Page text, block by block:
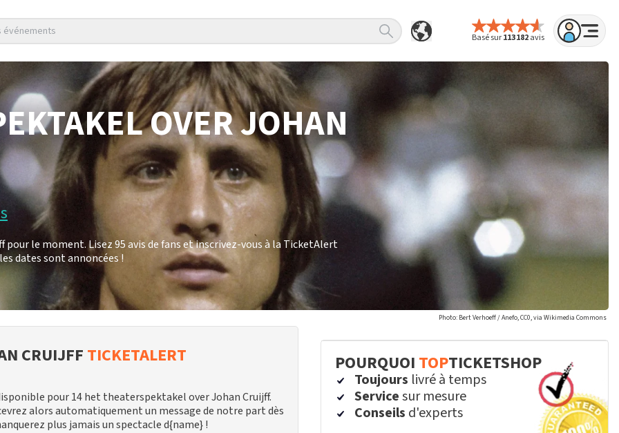
Basé sur113 182avis
événements
OVER JOHAN
le moment. Lisez 95 avis de fans et inscrivez-vous à la TicketAlert
dates sont annoncées !
Photo: Bert Verhoeff / Anefo, CC0, via Wikimedia Commons
CRUIJFF TICKETALERT
pour 14 het theaterspektakel over Johan Cruijff.
alors automatiquement un message de notre part dès
plus jamais un spectacle d{name} !
POURQUOI TOPTICKETSHOP
Toujours livré à temps
Servicesur mesure
Conseils d'experts